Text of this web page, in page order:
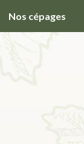
Nos cépages